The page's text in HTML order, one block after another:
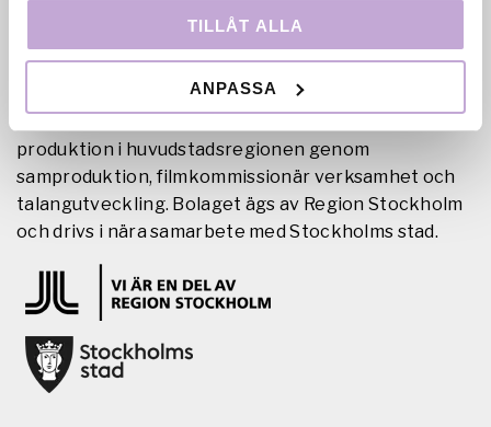
TILLÅT ALLA
ANPASSA
Film Stockholm AB är en regional filmfond med
produktion i huvudstadsregionen genom
samproduktion, filmkommissionär verksamhet och
talangutveckling. Bolaget ägs av Region Stockholm
och drivs i nära samarbete med Stockholms stad.